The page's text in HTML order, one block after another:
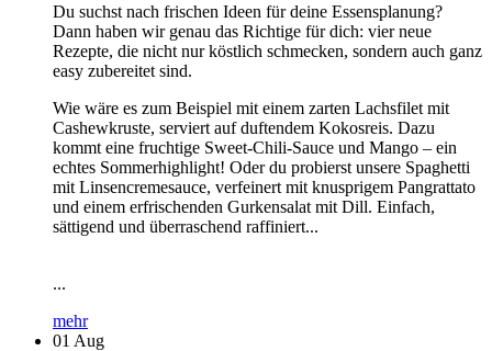
Du suchst nach frischen Ideen für deine Essensplanung?
Dann haben wir genau das Richtige für dich: vier neue
Rezepte, die nicht nur köstlich schmecken, sondern auch ganz
easy zubereitet sind.
Wie wäre es zum Beispiel mit einem zarten Lachsfilet mit
Cashewkruste, serviert auf duftendem Kokosreis. Dazu
kommt eine fruchtige Sweet-Chili-Sauce und Mango – ein
echtes Sommerhighlight! Oder du probierst unsere Spaghetti
mit Linsencremesauce, verfeinert mit knusprigem Pangrattato
und einem erfrischenden Gurkensalat mit Dill. Einfach,
sättigend und überraschend raffiniert...
...
mehr
01 Aug